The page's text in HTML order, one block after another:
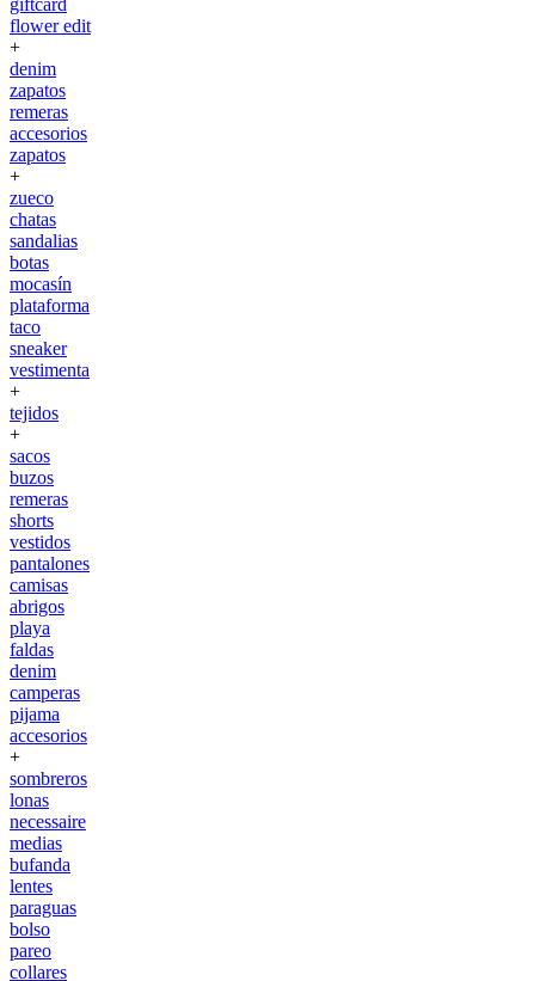
giftcard
flower edit
+
denim
zapatos
remeras
accesorios
zapatos
+
zueco
chatas
sandalias
botas
mocasín
plataforma
taco
sneaker
vestimenta
+
tejidos
+
sacos
buzos
remeras
shorts
vestidos
pantalones
camisas
abrigos
playa
faldas
denim
camperas
pijama
accesorios
+
sombreros
lonas
necessaire
medias
bufanda
lentes
paraguas
bolso
pareo
collares